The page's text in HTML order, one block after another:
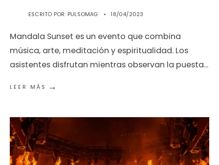
ESCRITO POR: PULSOMAG • 18/04/2023
Mandala Sunset es un evento que combina
música, arte, meditación y espiritualidad. Los
asistentes disfrutan mientras observan la puesta...
LEER MÁS →